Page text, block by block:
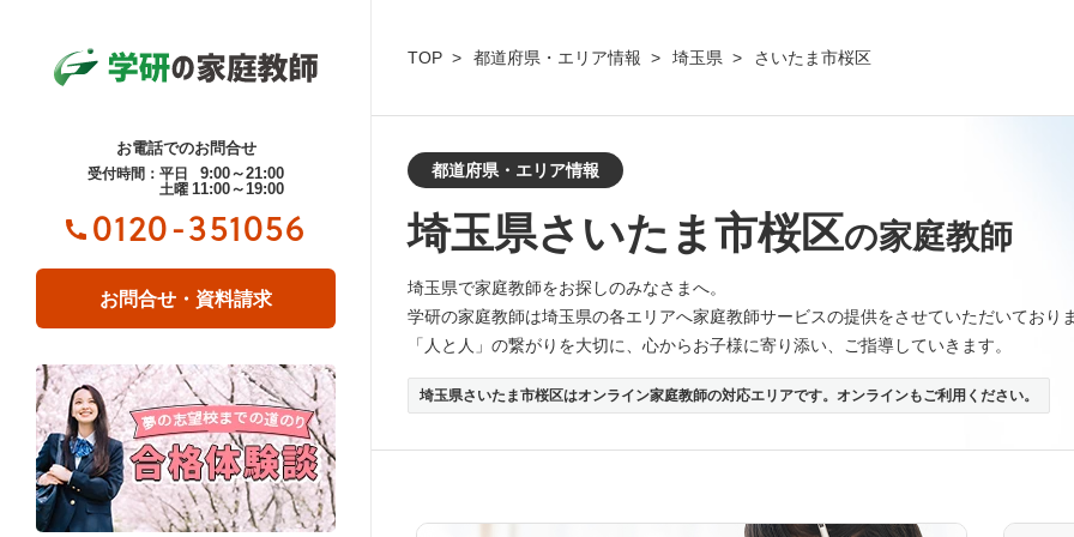
お電話でのお問合せ
受付時間：平日 9:00～21:00
土曜 11:00～19:00
0120-351056
お問合せ・資料請求
TOP 都道府県・エリア情報 埼玉県 さいたま市桜区
都道府県・エリア情報
埼玉県さいたま市桜区の家庭教師
埼玉県で家庭教師をお探しのみなさまへ。
学研の家庭教師は埼玉県の各エリアへ家庭教師サービスの提供をさせていただいており
「人と人」の繋がりを大切に、心からお子様に寄り添い、ご指導していきます。
埼玉県さいたま市桜区はオンライン家庭教師の対応エリアです。オンラインもご利用ください。